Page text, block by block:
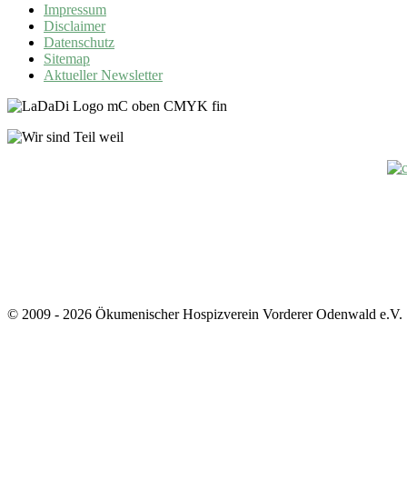
Impressum
Disclaimer
Datenschutz
Sitemap
Aktueller Newsletter
© 2009 - 2026 Ökumenischer Hospizverein Vorderer Odenwald e.V.